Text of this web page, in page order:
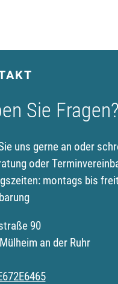
Sie Fragen?
uns gerne an oder
oder
montags bis
90
an der Ruhr